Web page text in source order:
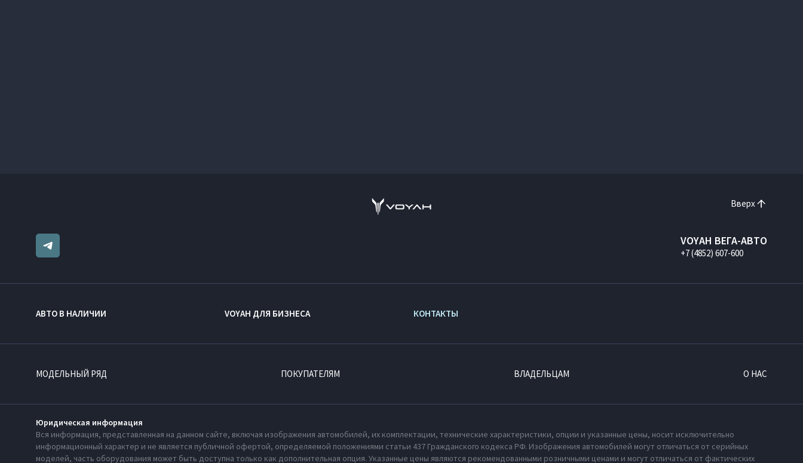
Вверх
VOYAH ВЕГА-АВТО
+7 (4852) 607-600
АВТО В НАЛИЧИИ VOYAH ДЛЯ БИЗНЕСА КОНТАКТЫ
МОДЕЛЬНЫЙ РЯД ПОКУПАТЕЛЯМ ВЛАДЕЛЬЦАМ О НАС
Юридическая информация
Вся информация, представленная на данном сайте, включая изображения автомобилей, их комплектации, технические характеристики, опции и указанные цены, носит исключительно
информационный характер и не является публичной офертой, определяемой положениями статьи 437 Гражданского кодекса РФ. Изображения автомобилей могут отличаться от серийных
моделей, часть оборудования может быть доступна только как дополнительная опция. Указанные цены являются рекомендованными розничными ценами и могут отличаться от фактических